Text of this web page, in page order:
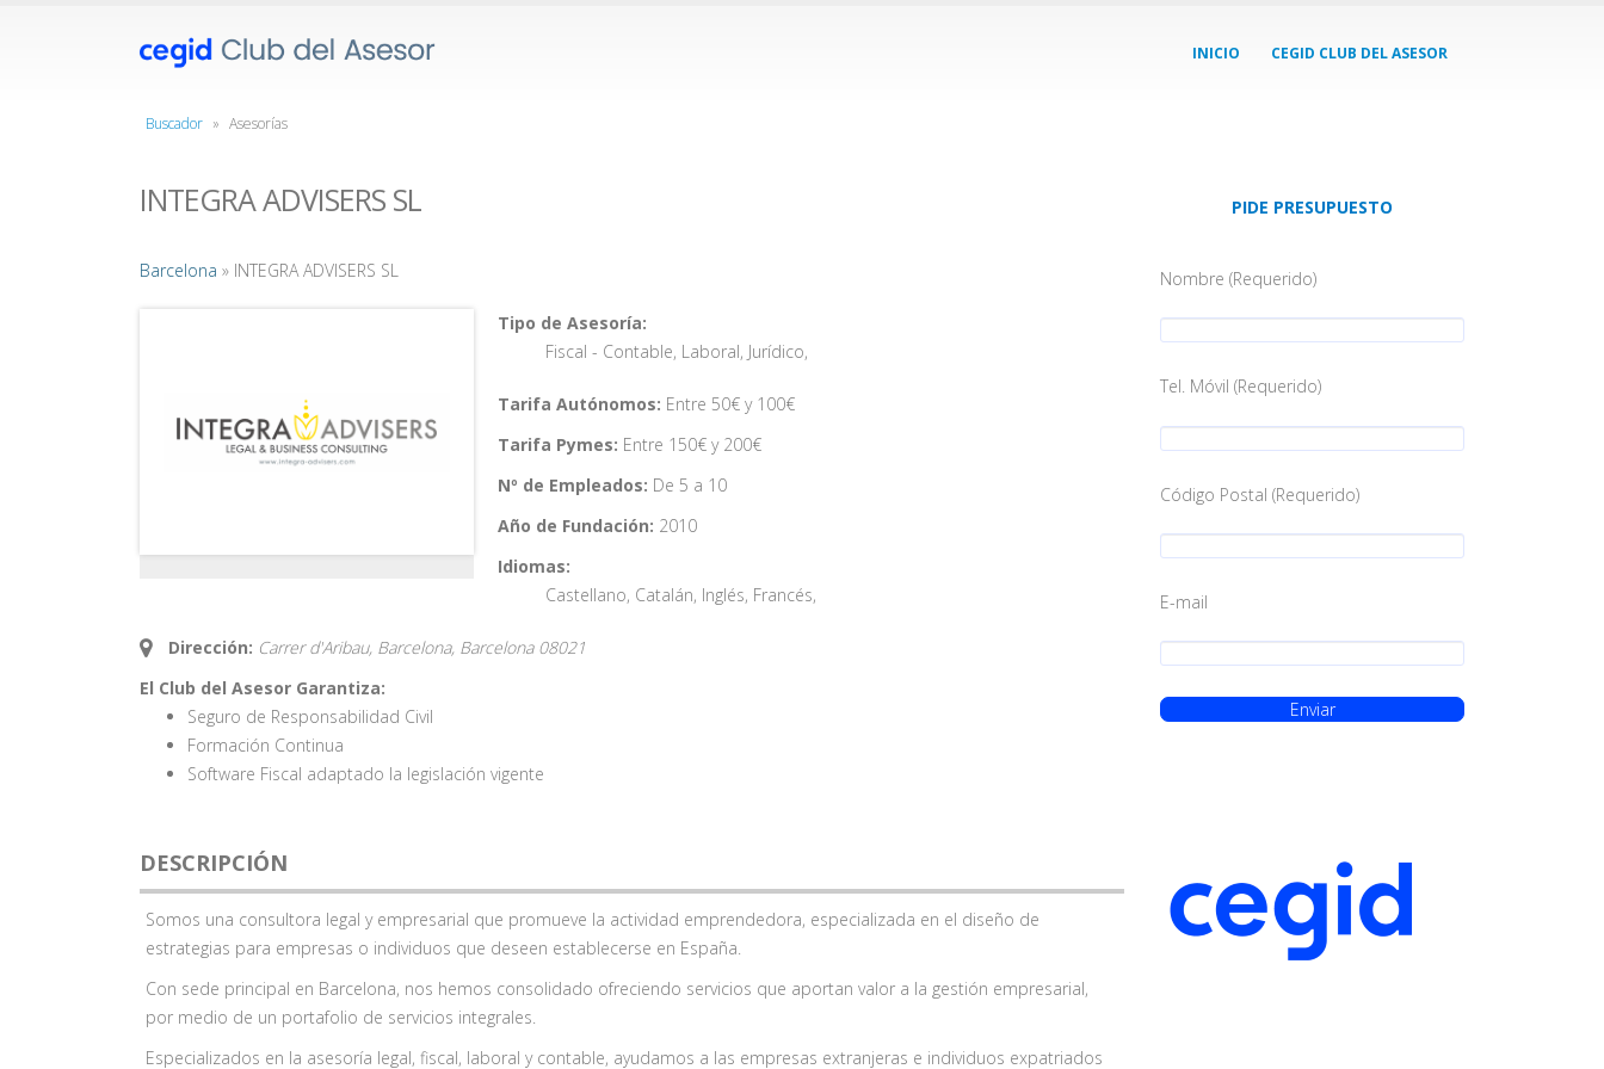
INICIO CEGID CLUB DEL ASESOR
Buscador » Asesorías
INTEGRA ADVISERS SL
Barcelona » INTEGRA ADVISERS SL
Tipo de Asesoría:
Fiscal - Contable, Laboral, Jurídico,
Tarifa Autónomos: Entre 50€ y 100€
Tarifa Pymes: Entre 150€ y 200€
Nº de Empleados: De 5 a 10
Año de Fundación: 2010
Idiomas:
Castellano, Catalán, Inglés, Francés,
Dirección: Carrer d'Aribau, Barcelona, Barcelona 08021
El Club del Asesor Garantiza:
Seguro de Responsabilidad Civil
Formación Continua
Software Fiscal adaptado la legislación vigente
DESCRIPCIÓN
Somos una consultora legal y empresarial que promueve la actividad emprendedora, especializada en el diseño de
estrategias para empresas o individuos que deseen establecerse en España.
Con sede principal en Barcelona, nos hemos consolidado ofreciendo servicios que aportan valor a la gestión empresarial,
por medio de un portafolio de servicios integrales.
Especializados en la asesoría legal, fiscal, laboral y contable, ayudamos a las empresas extranjeras e individuos expatriados
PIDE PRESUPUESTO
Nombre (Requerido)
Tel. Móvil (Requerido)
Código Postal (Requerido)
E-mail